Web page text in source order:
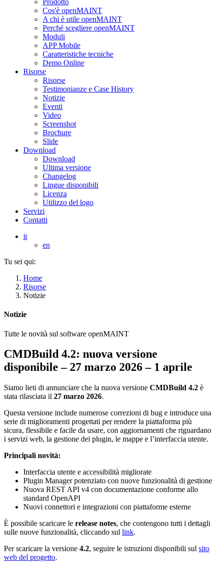
Prodotto
Cos'è openMAINT
A chi è utile openMAINT
Perché scegliere openMAINT
Moduli
APP Mobile
Caratteristiche tecniche
Demo Online
Risorse
Risorse
Testimonianze e Case History
Notizie
Eventi
Video
Screenshot
Brochure
Slide
Download
Download
Ultima versione
Changelog
Lingue disponibili
Licenza
Utilizzo del logo
Servizi
Contatti
it
en
Tu sei qui:
Home
Risorse
Notizie
Notizie
Tutte le novità sul software openMAINT
CMDBuild 4.2: nuova versione
disponibile – 27 marzo 2026– 1 aprile
Siamo lieti di annunciare che la nuova versione CMDBuild 4.2 è
stata rilasciata il 27 marzo 2026.
Questa versione include numerose correzioni di bug e introduce una
serie di miglioramenti progettati per rendere la piattaforma più
sicura, flessibile e facile da usare, con aggiornamenti che riguardano
i servizi web, la gestione dei plugin, le mappe e l’interfaccia utente.
Principali novità:
Interfaccia utente e accessibilità migliorate
Plugin Manager potenziato con nuove funzionalità di gestione
Nuova REST API v4 con documentazione conforme allo
standard OpenAPI
Nuovi connettori e integrazioni con piattaforme esterne
È possibile scaricare le release notes, che contengono tutti i dettagli
sulle nuove funzionalità, cliccando sul link.
Per scaricare la versione 4.2, seguire le istruzioni disponibili sul sito
web del progetto.